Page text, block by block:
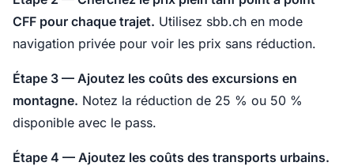
CFF pour chaque trajet. Utilisez sbb.ch en mode
navigation privée pour voir les prix sans réduction.
Étape 3 — Ajoutez les coûts des excursions en
montagne. Notez la réduction de 25 % ou 50 %
disponible avec le pass.
Étape 4 — Ajoutez les coûts des transports urbains.